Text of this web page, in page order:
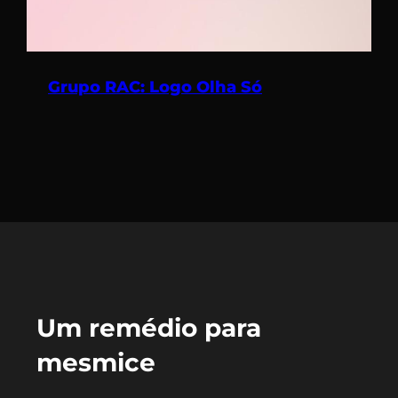
Grupo RAC: Logo Olha Só
Um remédio para
mesmice